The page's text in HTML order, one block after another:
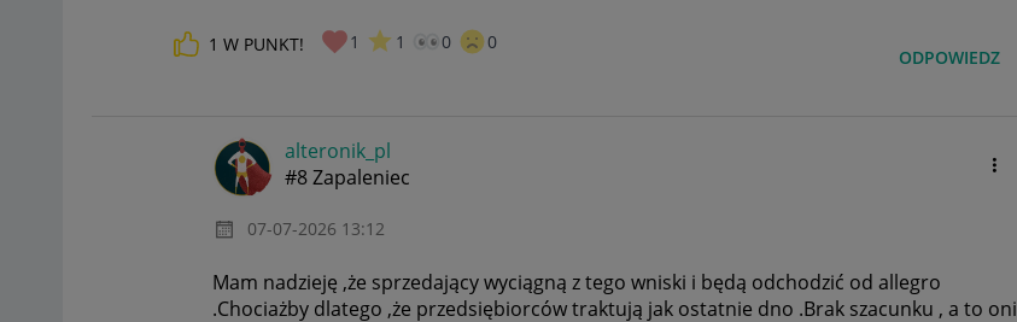
1 W PUNKT! 1 1 0 0
ODPOWIEDZ
alteronik_pl
#8 Zapaleniec
‎07-07-2026 13:12
Mam nadzieję ,że sprzedający wyciągną z tego wniski i będą odchodzić od allegro
.Chociażby dlatego ,że przedsiębiorców traktują jak ostatnie dno .Brak szacunku , a to oni